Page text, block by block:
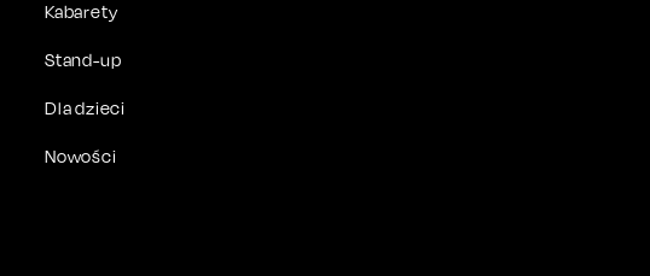
Kabarety
Stand-up
Dla dzieci
Nowości